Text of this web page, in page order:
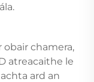
chamera,
atreacaithe le
ard an